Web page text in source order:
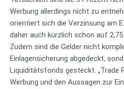
Werbung allerdings nicht zu
orientiert sich die Verzinsung am
daher auch kürzlich schon auf
Zudem sind die Gelder nicht
Einlagensicherung abgedeckt,
Liquiditätsfonds gesteckt. „Trade
Werbung und den Aussagen zur